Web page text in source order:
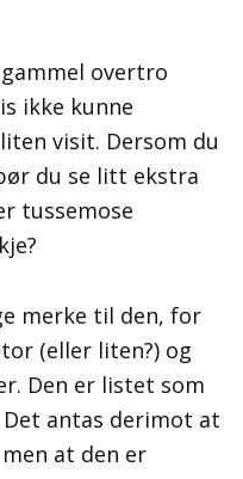
overtro
ikke kunne
visit. Dersom du
du se litt ekstra
tussemose
merke til den, for
(eller liten?) og
Den er listet som
Det antas derimot at
at den er